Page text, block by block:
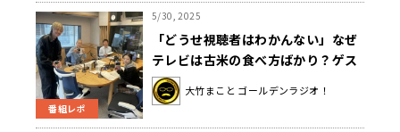
番組レポ
5/30, 2025
「どうせ視聴者はわかんない」なぜ
テレビは古米の食べ方ばかり？ゲス
トに大竹納得
大竹まこと ゴールデンラジオ！